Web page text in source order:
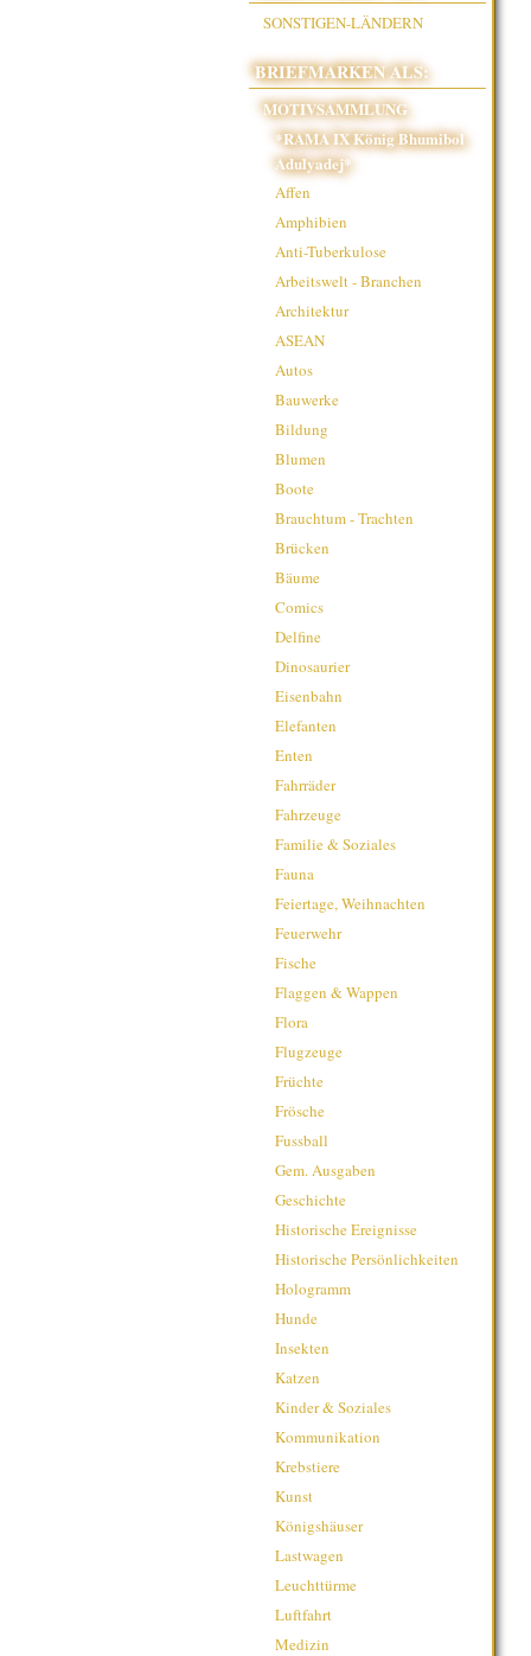
SONSTIGEN-LÄNDERN
BRIEFMARKEN ALS:
MOTIVSAMMLUNG
*RAMA IX König Bhumibol
Adulyadej*
Affen
Amphibien
Anti-Tuberkulose
Arbeitswelt - Branchen
Architektur
ASEAN
Autos
Bauwerke
Bildung
Blumen
Boote
Brauchtum - Trachten
Brücken
Bäume
Comics
Delfine
Dinosaurier
Eisenbahn
Elefanten
Enten
Fahrräder
Fahrzeuge
Familie & Soziales
Fauna
Feiertage, Weihnachten
Feuerwehr
Fische
Flaggen & Wappen
Flora
Flugzeuge
Früchte
Frösche
Fussball
Gem. Ausgaben
Geschichte
Historische Ereignisse
Historische Persönlichkeiten
Hologramm
Hunde
Insekten
Katzen
Kinder & Soziales
Kommunikation
Krebstiere
Kunst
Königshäuser
Lastwagen
Leuchttürme
Luftfahrt
Medizin